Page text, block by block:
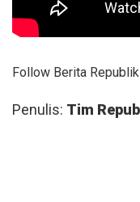
Follow Berita
Penulis: Tim